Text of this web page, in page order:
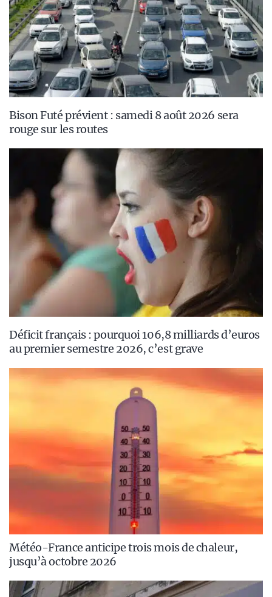
Bison Futé prévient : samedi 8 août 2026 sera
rouge sur les routes
Déficit français : pourquoi 106,8 milliards d’euros
au premier semestre 2026, c’est grave
Météo-France anticipe trois mois de chaleur,
jusqu’à octobre 2026